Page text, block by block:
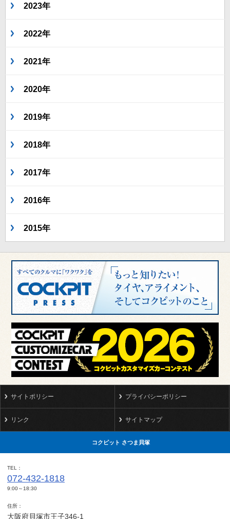
2023年
2022年
2021年
2020年
2019年
2018年
2017年
2016年
2015年
サイトポリシー プライバシーポリシー
リンク サイトマップ
コクピット さつま貝塚
TEL
072-432-1818
9:00～18:30
住所
大阪府貝塚市王子346-1